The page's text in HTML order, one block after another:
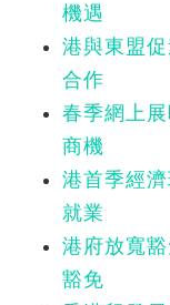
機遇
港與東盟
合作
春季網上
商機
港首季經
就業
港府放寬
豁免